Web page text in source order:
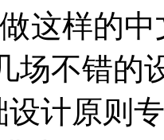
这样的
场不错的
设计原则